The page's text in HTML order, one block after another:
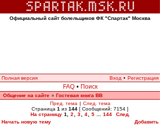
Официальный сайт болельщиков ФК "Спартак" Москва
Полная версия Вход • Регистрация
FAQ • Поиск
Общение на сайте » Гостевая книга ВВ
Пред. тема | След. тема
Страница 1 из 144 [ Сообщений: 7154 ]
На страницу 1 2 3 4 5 144
След.
Начать новую тему
Добавить